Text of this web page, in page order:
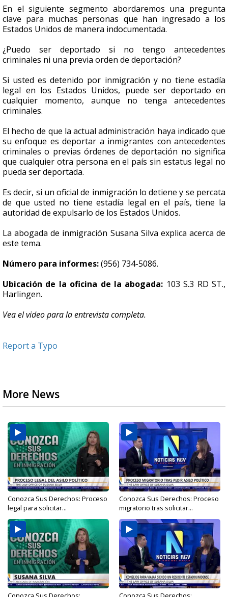
seconds
of
1
minute,
seconds
En el siguiente segmento abordaremos una pregunta
clave para muchas personas que han ingresado a los
Estados Unidos de manera indocumentada.
¿Puedo ser deportado si no tengo antecedentes
criminales ni una previa orden de deportación?
Si usted es detenido por inmigración y no tiene estadía
legal en los Estados Unidos, puede ser deportado en
cualquier momento, aunque no tenga antecedentes
criminales.
El hecho de que la actual administración haya indicado que
su enfoque es deportar a inmigrantes con antecedentes
criminales o previas órdenes de deportación no significa
que cualquier otra persona en el país sin estatus legal no
pueda ser deportada.
Es decir, si un oficial de inmigración lo detiene y se percata
de que usted no tiene estadía legal en el país, tiene la
autoridad de expulsarlo de los Estados Unidos.
La abogada de inmigración Susana Silva explica acerca de
este tema.
Número para informes:(956) 734-5086.
Ubicación de la oficina de la abogada: 103 S.3 RD ST.,
Harlingen.
Vea el video para la entrevista completa.
Report a Typo
More News
Conozca Sus Derechos: Proceso
legal para solicitar...
Conozca Sus Derechos: Proceso
migratorio tras solicitar...